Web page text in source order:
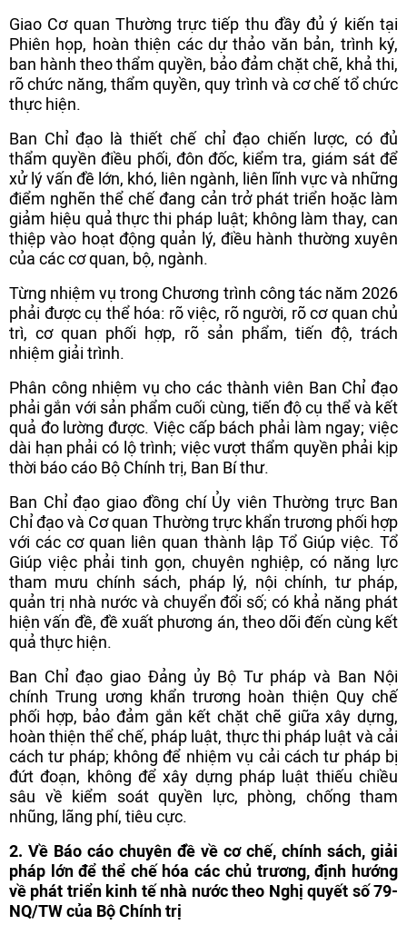
Giao Cơ quan Thường trực tiếp thu đầy đủ ý kiến tại
Phiên họp, hoàn thiện các dự thảo văn bản, trình ký,
ban hành theo thẩm quyền, bảo đảm chặt chẽ, khả thi,
rõ chức năng, thẩm quyền, quy trình và cơ chế tổ chức
thực hiện.
Ban Chỉ đạo là thiết chế chỉ đạo chiến lược, có đủ
thẩm quyền điều phối, đôn đốc, kiểm tra, giám sát để
xử lý vấn đề lớn, khó, liên ngành, liên lĩnh vực và những
điểm nghẽn thể chế đang cản trở phát triển hoặc làm
giảm hiệu quả thực thi pháp luật; không làm thay, can
thiệp vào hoạt động quản lý, điều hành thường xuyên
của các cơ quan, bộ, ngành.
Từng nhiệm vụ trong Chương trình công tác năm 2026
phải được cụ thể hóa: rõ việc, rõ người, rõ cơ quan chủ
trì, cơ quan phối hợp, rõ sản phẩm, tiến độ, trách
nhiệm giải trình.
Phân công nhiệm vụ cho các thành viên Ban Chỉ đạo
phải gắn với sản phẩm cuối cùng, tiến độ cụ thể và kết
quả đo lường được. Việc cấp bách phải làm ngay; việc
dài hạn phải có lộ trình; việc vượt thẩm quyền phải kịp
thời báo cáo Bộ Chính trị, Ban Bí thư.
Ban Chỉ đạo giao đồng chí Ủy viên Thường trực Ban
Chỉ đạo và Cơ quan Thường trực khẩn trương phối hợp
với các cơ quan liên quan thành lập Tổ Giúp việc. Tổ
Giúp việc phải tinh gọn, chuyên nghiệp, có năng lực
tham mưu chính sách, pháp lý, nội chính, tư pháp,
quản trị nhà nước và chuyển đổi số; có khả năng phát
hiện vấn đề, đề xuất phương án, theo dõi đến cùng kết
quả thực hiện.
Ban Chỉ đạo giao Đảng ủy Bộ Tư pháp và Ban Nội
chính Trung ương khẩn trương hoàn thiện Quy chế
phối hợp, bảo đảm gắn kết chặt chẽ giữa xây dựng,
hoàn thiện thể chế, pháp luật, thực thi pháp luật và cải
cách tư pháp; không để nhiệm vụ cải cách tư pháp bị
đứt đoạn, không để xây dựng pháp luật thiếu chiều
sâu về kiểm soát quyền lực, phòng, chống tham
nhũng, lãng phí, tiêu cực.
2. Về Báo cáo chuyên đề về cơ chế, chính sách, giải
pháp lớn để thể chế hóa các chủ trương, định hướng
về phát triển kinh tế nhà nước theo Nghị quyết số 79-
NQ/TW của Bộ Chính trị